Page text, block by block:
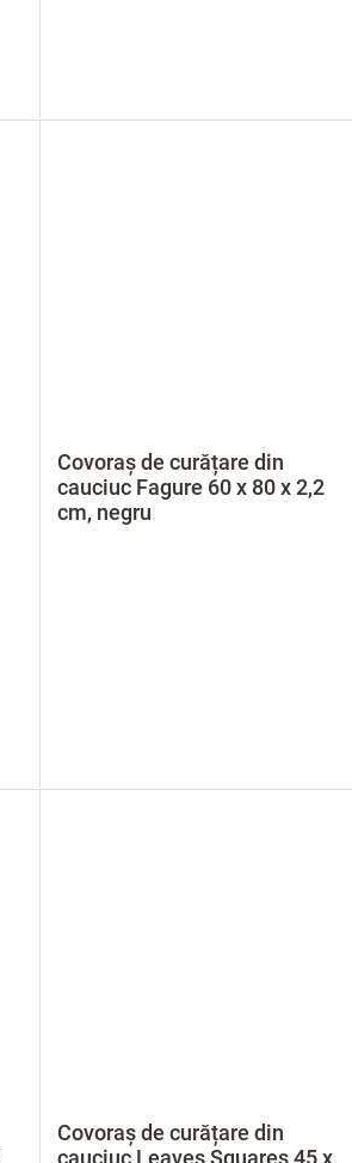
Covoraș de curățare din
cauciuc Fagure 60 x 80 x 2,2
cm, negru
Covoraș de curățare din
cauciuc Leaves Squares 45 x